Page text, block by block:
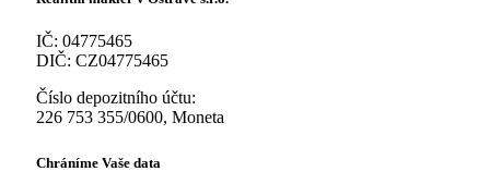
IČ: 04775465
DIČ: CZ04775465
Číslo depozitního účtu:
226 753 355/0600, Moneta
Chráníme Vaše data